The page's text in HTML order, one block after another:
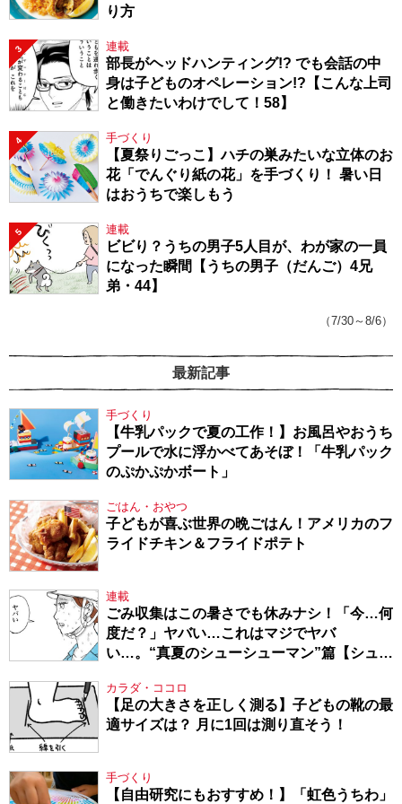
り方
3 連載
部長がヘッドハンティング!? でも会話の中
身は子どものオペレーション!?【こんな上司
と働きたいわけでして！58】
4 手づくり
【夏祭りごっこ】ハチの巣みたいな立体のお
花「でんぐり紙の花」を手づくり！ 暑い日
はおうちで楽しもう
5 連載
ビビり？うちの男子5人目が、わが家の一員
になった瞬間【うちの男子（だんご）4兄
弟・44】
（7/30～8/6）
最新記事
手づくり
【牛乳パックで夏の工作！】お風呂やおうち
プールで水に浮かべてあそぼ！「牛乳パック
のぷかぷかボート」
ごはん・おやつ
子どもが喜ぶ世界の晩ごはん！アメリカのフ
ライドチキン＆フライドポテト
連載
ごみ収集はこの暑さでも休みナシ！「今…何
度だ？」ヤバい…これはマジでヤバ
い…。“真夏のシューシューマン”篇【シュー
カラダ・ココロ
【足の大きさを正しく測る】子どもの靴の最
適サイズは？ 月に1回は測り直そう！
手づくり
【自由研究にもおすすめ！】「虹色うちわ」